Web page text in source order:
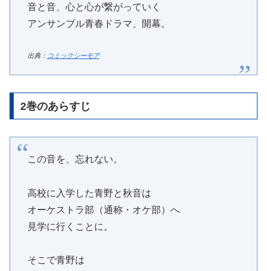
音と音、心と心が繋がっていく
アンサンブル青春ドラマ、開幕。
出典： コミックシーモア
2巻のあらすじ
この音を、忘れない。
高校に入学した青野と秋音は
オーケストラ部（通称・オケ部）へ
見学に行くことに。
そこで青野は